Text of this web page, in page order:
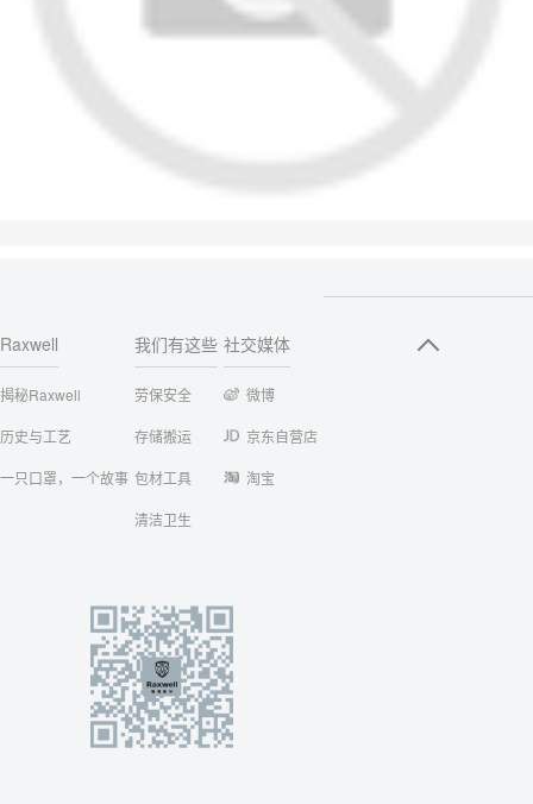
Raxwell
揭秘Raxwell
历史与工艺
一只口罩，一个故事
我们有这些
劳保安全
存储搬运
包材工具
清洁卫生
社交媒体
微博
京东自营店
淘宝